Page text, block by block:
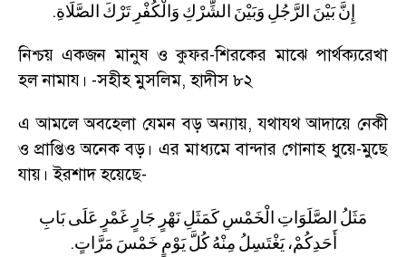
إِنَّ بَيْنَ الرَّجُلِ وَبَيْنَ الشِّرْكِ وَالْكُفْرِ تَرْكَ الصَّلَاةِ.
নিশ্চয় একজন মানুষ ও কুফর-শিরকের মাঝে পার্থক্যরেখা
হল নামায। -সহীহ মুসলিম,হাদীস ৮২
এ আমলে অবহেলা যেমন বড় অন্যায়,যথাযথ আদায়ে নেকী
ও প্রাপ্তিও অনেক বড়। এর মাধ্যমে বান্দার গোনাহ ধুয়ে-মুছে
যায়। ইরশাদ হয়েছে-
مَثَلُ الصَّلَوَاتِ الْخَمْسِكَمَثَلِنَهْرٍ جَارٍ غَمْرٍ عَلَىبَابِ
أَحَدِكُمْ، يَغْتَسِلُ مِنْهُ كُلَّ يَوْمٍ خَمْسَ مَرَّاتٍ.